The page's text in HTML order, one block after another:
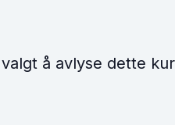
å avlyse dette